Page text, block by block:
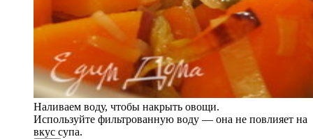
Наливаем воду, чтобы накрыть овощи.
Используйте фильтрованную воду — она не повлияет на
вкус супа.